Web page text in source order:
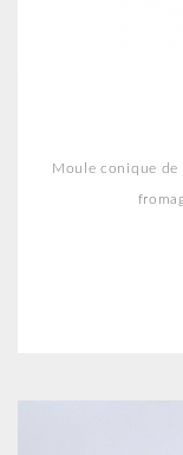
Moule conique